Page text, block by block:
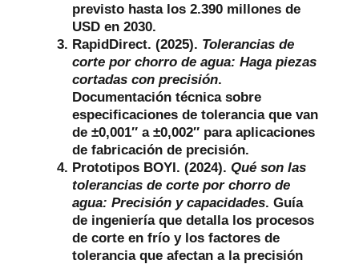
previsto hasta los 2.390 millones de
USD en 2030.
RapidDirect. (2025). Tolerancias de
corte por chorro de agua: Haga piezas
cortadas con precisión.
Documentación técnica sobre
especificaciones de tolerancia que van
de ±0,001″ a ±0,002″ para aplicaciones
de fabricación de precisión.
Prototipos BOYI. (2024). Qué son las
tolerancias de corte por chorro de
agua: Precisión y capacidades. Guía
de ingeniería que detalla los procesos
de corte en frío y los factores de
tolerancia que afectan a la precisión